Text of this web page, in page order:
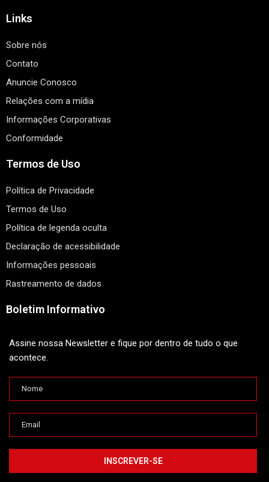
Links
Sobre nós
Contato
Anuncie Conosco
Relações com a mídia
Informações Corporativas
Conformidade
Termos de Uso
Política de Privacidade
Termos de Uso
Política de legenda oculta
Declaração de acessibilidade
Informações pessoais
Rastreamento de dados
Boletim Informativo
Assine nossa Newsletter e fique por dentro de tudo o que
acontece.